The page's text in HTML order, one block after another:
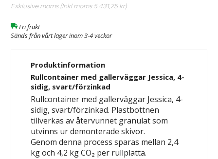
Exklusive moms (Inkl moms5 431,25 kr)
Fri frakt
Sänds från vårt lager inom 3-4 veckor
Produktinformation
Rullcontainer med gallerväggar Jessica, 4-
sidig, svart/förzinkad
Rullcontainer med gallerväggar Jessica, 4-
sidig, svart/förzinkad. Plastbottnen
tillverkas av återvunnet granulat som
utvinns ur demonterade skivor.
Genom denna process sparas mellan 2,4
kg och 4,2 kg CO₂ per rullplatta.